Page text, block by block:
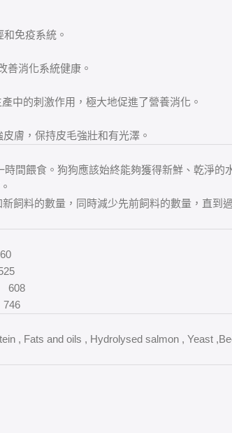
免疫系統。
善消化系統健康。
中的刺激作用，極大地促進了營養消化。
膚，保持皮毛強壯和有光澤。
間餵食。狗狗應該始終能夠獲得新鮮、乾淨的
飼料的數量，同時減少先前飼料的數量，直到
, Fats and oils , Hydrolysed salmon , Yeast